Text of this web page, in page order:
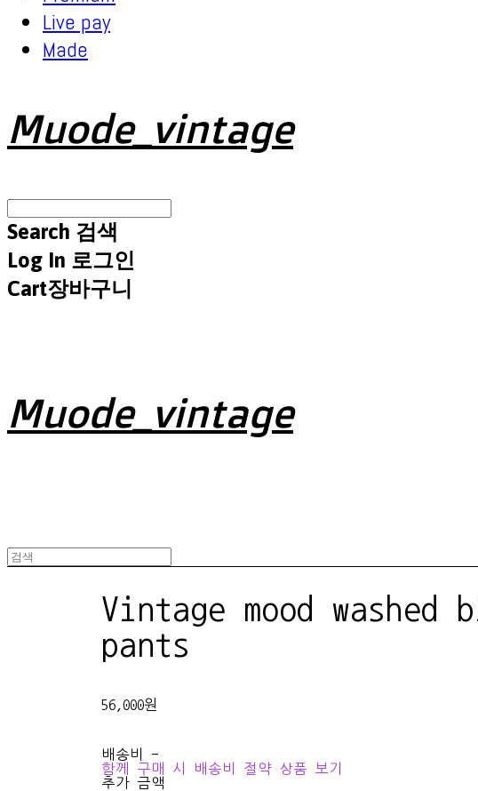
Live pay
Made
Muode_vintage
Search 검색
Log In 로그인
Cart장바구니
Muode_vintage
Vintage mood washed
pants
56,000원
배송비 -
함께 구매 시 배송비 절약 상품 보기
추가 금액